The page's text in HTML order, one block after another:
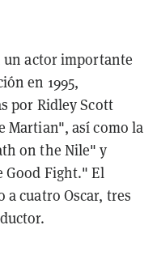
un actor importante
en 1995,
por Ridley Scott
Martian", así como la
on the Nile" y
Good Fight." El
cuatro Oscar, tres